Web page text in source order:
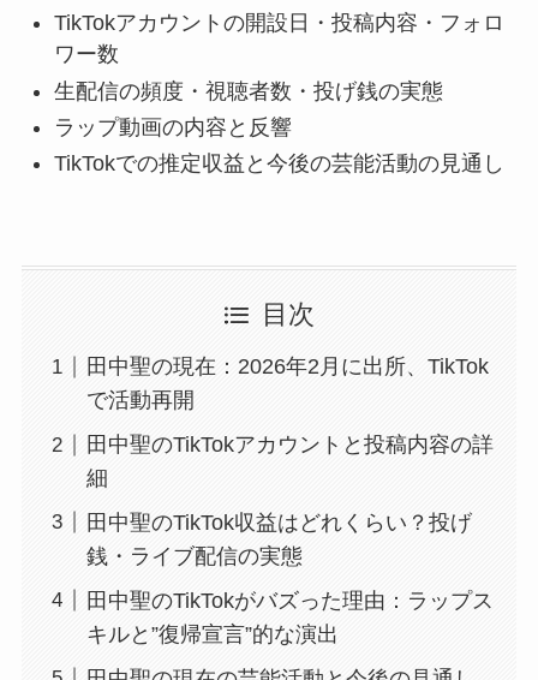
TikTokアカウントの開設日・投稿内容・フォロ
ワー数
生配信の頻度・視聴者数・投げ銭の実態
ラップ動画の内容と反響
TikTokでの推定収益と今後の芸能活動の見通し
目次
田中聖の現在：2026年2月に出所、TikTok
で活動再開
田中聖のTikTokアカウントと投稿内容の詳
細
田中聖のTikTok収益はどれくらい？投げ
銭・ライブ配信の実態
田中聖のTikTokがバズった理由：ラップス
キルと”復帰宣言”的な演出